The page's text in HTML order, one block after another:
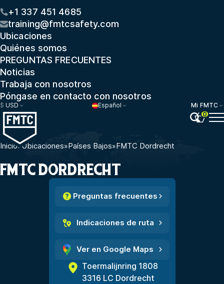
+1 337 451 4685
training@fmtcsafety.com
Ubicaciones
Quiénes somos
PREGUNTAS FRECUENTES
Noticias
Trabaja con nosotros
Póngase en contacto con nosotros
$ USD Español
Mi FMTC
0
Inicio»Ubicaciones»Países Bajos»FMTC Dordrecht
FMTC DORDRECHT
Preguntas frecuentes
Indicaciones de ruta
Ver en Google Maps
Toermalijnring 1808
3316 LC Dordrecht